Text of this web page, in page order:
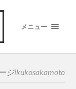
メニュー
ikukosakamoto
ジ